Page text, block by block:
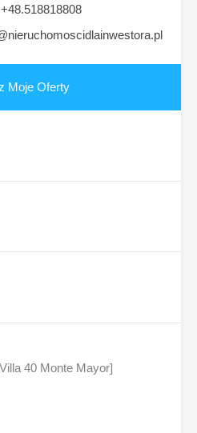
+48.518818808
Moje Oferty